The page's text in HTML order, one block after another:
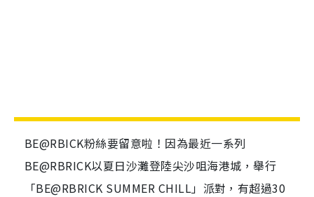
BE@RBICK粉絲要留意啦！因為最近一系列
BE@RBRICK以夏日沙灘登陸尖沙咀海港城，舉行
「BE@RBRICK SUMMER CHILL」派對，有超過30